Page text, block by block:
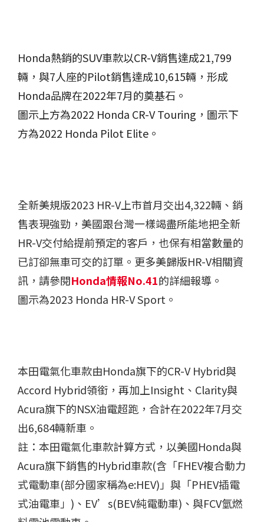
Honda熱銷的SUV車款以CR-V銷售達成21,799
輛，與7人座的Pilot銷售達成10,615輛，形成
Honda品牌在2022年7月的奠基石。
圖示上方為2022 Honda CR-V Touring，圖示下
方為2022 Honda Pilot Elite。
全新美規版2023 HR-V上市首月交出4,322輛、銷
售表現強勁，美國跟台灣一樣竭盡所能地把全新
HR-V交付給提前預定的客戶，也保有相當數量的
已訂卻無車可交的訂單。更多美歸版HR-V相關資
訊，請參閱Honda情報No.41的詳細報導。
圖示為2023 Honda HR-V Sport。
本田電氣化車款由Honda旗下的CR-V Hybrid與
Accord Hybrid領銜，再加上Insight、Clarity與
Acura旗下的NSX油電超跑，合計在2022年7月交
出6,684輛新車。
註：本田電氣化車款計算方式，以美國Honda與
Acura旗下銷售的Hybrid車款(含「FHEV複合動力
式電動車(部分國家稱為e:HEV)」與「PHEV插電
式油電車」)、EV’s(BEV純電動車)、與FCV氫燃